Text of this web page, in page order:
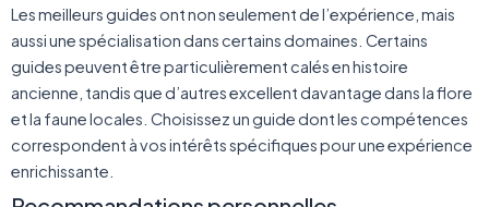
Les meilleurs guides ont non seulement de l’expérience, mais
aussi une spécialisation dans certains domaines. Certains
guides peuvent être particulièrement calés en histoire
ancienne, tandis que d’autres excellent davantage dans la flore
et la faune locales. Choisissez un guide dont les compétences
correspondent à vos intérêts spécifiques pour une expérience
enrichissante.